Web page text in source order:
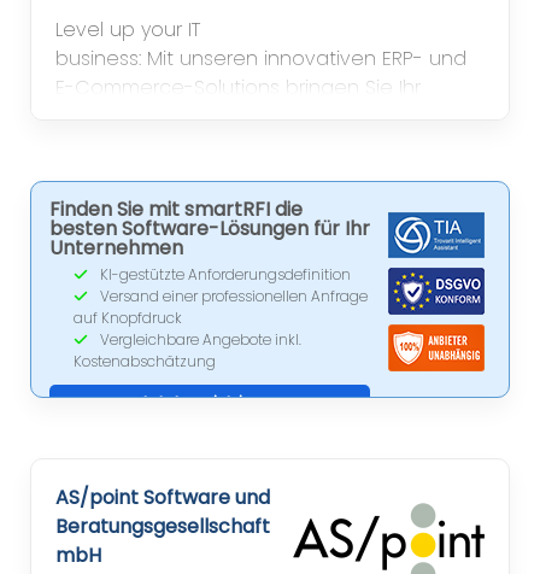
Level up your IT
business: Mit unseren innovativen ERP- und
E-Commerce-Solutions bringen Sie Ihr
Finden Sie mit smartRFI die
besten Software-Lösungen für Ihr
Unternehmen
KI-gestützte Anforderungsdefinition
Versand einer professionellen Anfrage
auf Knopfdruck
Vergleichbare Angebote inkl.
Kostenabschätzung
Jetzt registrieren
AS/point Software und
Beratungsgesellschaft
mbH